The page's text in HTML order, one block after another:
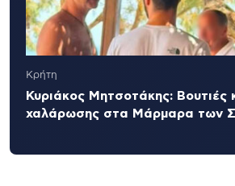
Κρήτη
Κυριάκος Μητσοτάκης: Βουτιές
χαλάρωσης στα Μάρμαρα των